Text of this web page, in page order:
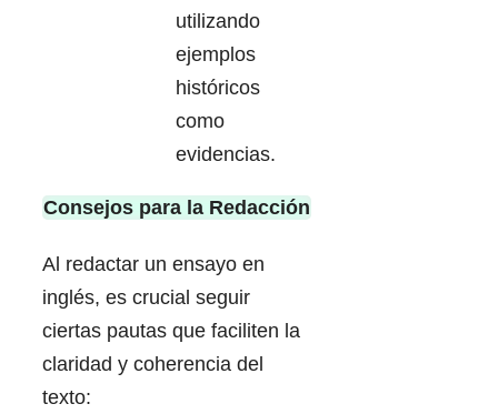
utilizando
ejemplos
históricos
como
evidencias.
Consejos para la Redacción
Al redactar un ensayo en
inglés, es crucial seguir
ciertas pautas que faciliten la
claridad y coherencia del
texto: